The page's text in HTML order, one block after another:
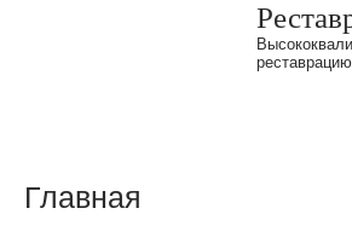
Главная